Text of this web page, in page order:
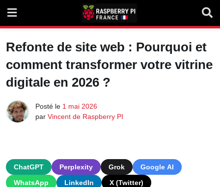
content
Refonte de site web : Pourquoi et
comment transformer votre vitrine
digitale en 2026 ?
Posté le 1 mai 2026
par Vincent de Raspberry PI
ChatGPT Perplexity Grok
Google AI
WhatsApp
LinkedIn X (Twitter)